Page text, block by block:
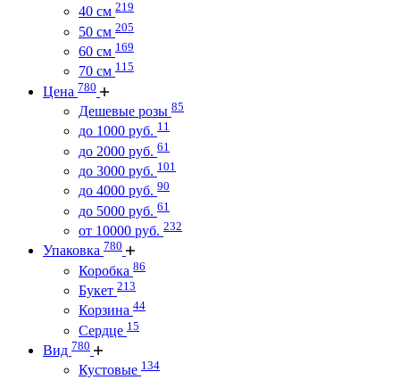
40 см 219
50 см 205
60 см 169
70 см 115
Цена 780
Дешевые розы 85
до 1000 руб. 11
до 2000 руб. 61
до 3000 руб. 101
до 4000 руб. 90
до 5000 руб. 61
от 10000 руб. 232
Упаковка 780
Коробка 86
Букет 213
Корзина 44
Сердце 15
Вид 780
Кустовые 134